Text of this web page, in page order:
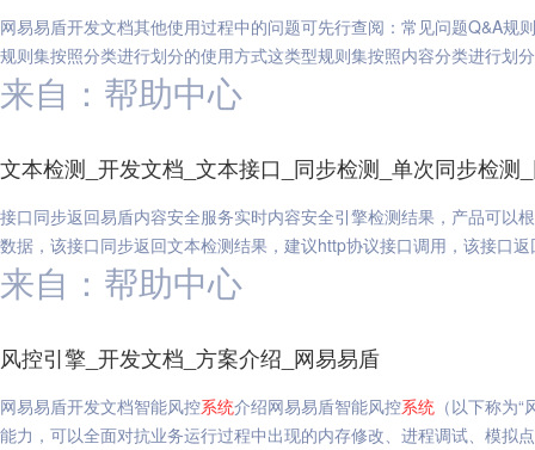
网易易盾开发文档其他使用过程中的问题可先行查阅：常见问题Q&A规
规则集按照分类进行划分的使用方式这类型规则集按照内容分类进行划
来自：帮助中心
文本检测_开发文档_文本接口_同步检测_单次同步检测
接口同步返回易盾内容安全服务实时内容安全引擎检测结果，产品可以
数据，该接口同步返回文本检测结果，建议http协议接口调用，该接口
来自：帮助中心
风控引擎_开发文档_方案介绍_网易易盾
网易易盾开发文档智能风控系统介绍网易易盾智能风控系统 （以下称为“
能力，可以全面对抗业务运行过程中出现的内存修改、进程调试、模拟